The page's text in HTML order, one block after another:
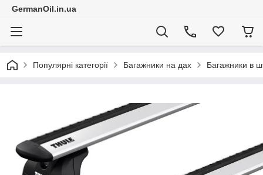
GermanOil.in.ua
Популярні категорії Багажники на дах Багажники в